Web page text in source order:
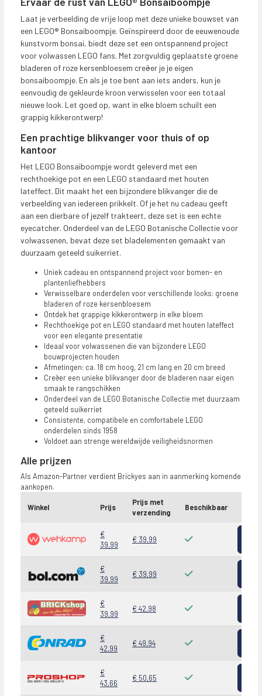
Laat je verbeelding de vrije loop met deze unieke bouwset van
een LEGO® Bonsaiboompje. Geïnspireerd door de eeuwenoude
kunstvorm bonsai, biedt deze set een ontspannend project
voor volwassen LEGO fans. Met zorgvuldig geplaatste groene
bladeren of roze kersenbloesem creëer je je eigen
bonsaiboompje. En als je toe bent aan iets anders, kun je
eenvoudig de gekleurde kroon verwisselen voor een totaal
nieuwe look. Let goed op, want in elke bloem schuilt een
grappig kikkerontwerp!
Een prachtige blikvanger voor thuis of op
kantoor
Het LEGO Bonsaiboompje wordt geleverd met een
rechthoekige pot en een LEGO standaard met houten
lateffect. Dit maakt het een bijzondere blikvanger die de
verbeelding van iedereen prikkelt. Of je het nu cadeau geeft
aan een dierbare of jezelf trakteert, deze set is een echte
eyecatcher. Onderdeel van de LEGO Botanische Collectie voor
volwassenen, bevat deze set bladelementen gemaakt van
duurzaam geteeld suikerriet.
Uniek cadeau en ontspannend project voor bomen- en
plantenliefhebbers
Verwisselbare onderdelen voor verschillende looks: groene
bladeren of roze kersenbloesem
Ontdek het grappige kikkerontwerp in elke bloem
Rechthoekige pot en LEGO standaard met houten lateffect
voor een elegante presentatie
Ideaal voor volwassenen die van bijzondere LEGO
bouwprojecten houden
Afmetingen: ca. 18 cm hoog, 21 cm lang en 20 cm breed
Creëer een unieke blikvanger door de bladeren naar eigen
smaak te rangschikken
Onderdeel van de LEGO Botanische Collectie met duurzaam
geteeld suikerriet
Consistente, compatibele en comfortabele LEGO
onderdelen sinds 1958
Voldoet aan strenge wereldwijde veiligheidsnormen
Alle prijzen
Als Amazon-Partner verdient Brickyes aan in aanmerking komende
aankopen.
Winkel Prijs
Prijs met
verzending
Beschikbaar
€
39,99
€ 39,99
€
39,99
€ 39,99
€
39,99
€ 42,98
€
42,99
€ 49,94
€
43,66
€ 50,65